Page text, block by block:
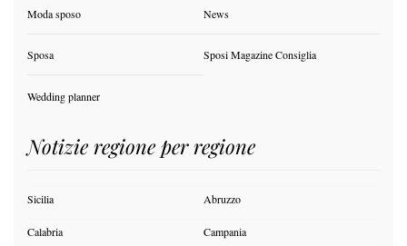
Moda sposo News
Sposa Sposi Magazine Consiglia
Wedding planner
Notizie regione per regione
Sicilia Abruzzo
Calabria Campania